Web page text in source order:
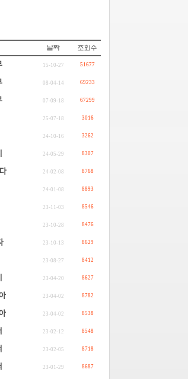
15-10-27 51677
08-04-14 69233
07-09-18 67299
25-07-18 3016
24-10-16 3262
24-05-29 8307
24-02-08 8768
24-01-08 8893
23-11-03 8546
23-10-28 8476
23-10-13 8629
23-08-27 8412
23-04-20 8627
23-04-02 8782
23-04-02 8538
23-02-12 8548
23-02-05 8718
23-01-29 8687